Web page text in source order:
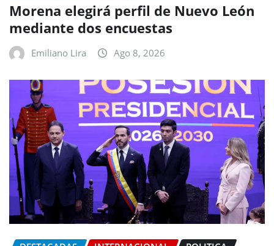
Morena elegirá perfil de Nuevo León
mediante dos encuestas
Emiliano Lira Ago 8, 2026